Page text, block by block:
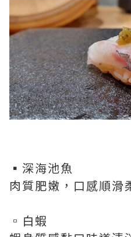
▪️深海池魚
肉質肥嫩，口感順滑
▫️白蝦